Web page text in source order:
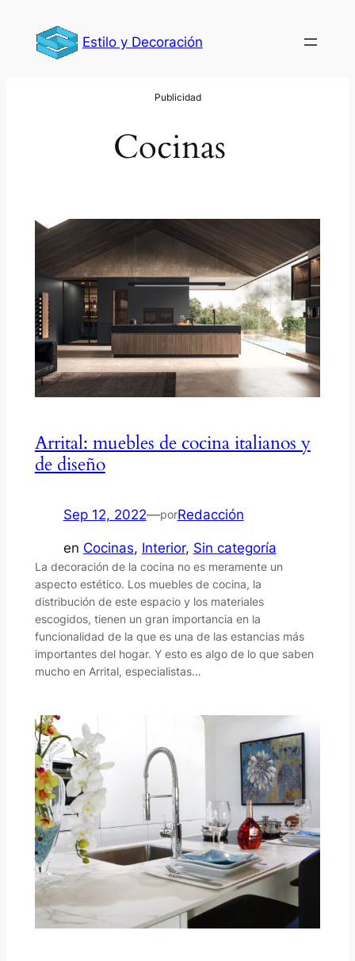
contenido
Estilo y Decoración
Cocinas
Arrital: muebles de cocina italianos y
de diseño
Sep 12, 2022—porRedacción
en Cocinas, Interior, Sin categoría
La decoración de la cocina no es meramente un
aspecto estético. Los muebles de cocina, la
distribución de este espacio y los materiales
escogidos, tienen un gran importancia en la
funcionalidad de la que es una de las estancias más
importantes del hogar. Y esto es algo de lo que saben
mucho en Arrital, especialistas…